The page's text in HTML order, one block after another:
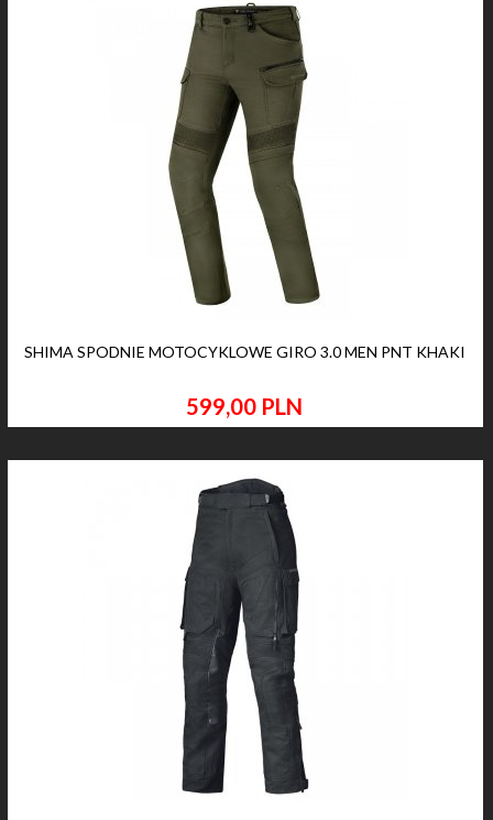
SHIMA SPODNIE MOTOCYKLOWE GIRO 3.0 MEN PNT KHAKI
599,00 PLN